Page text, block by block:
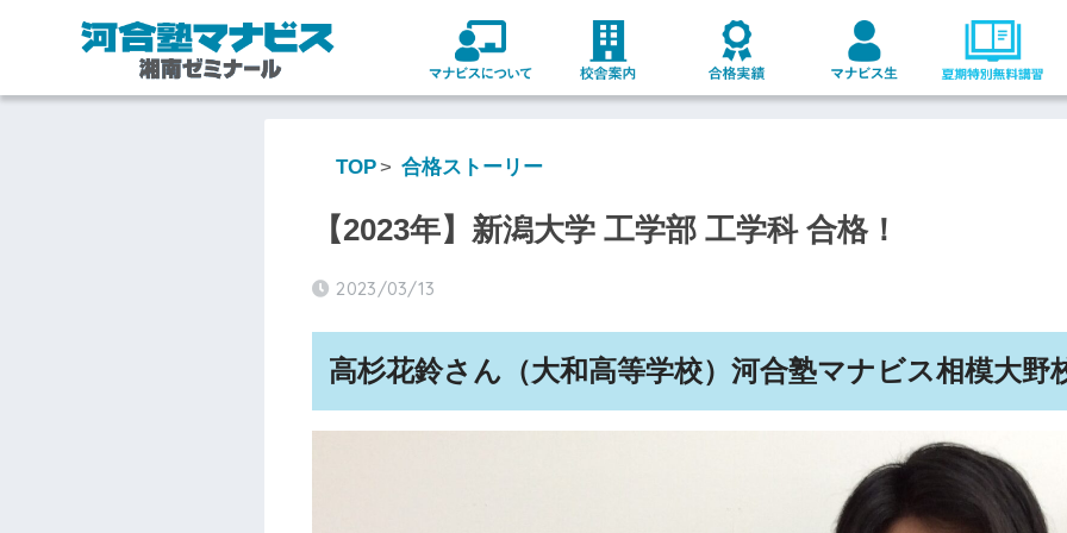
TOP 合格ストーリー
【2023年】新潟大学 工学部 工学科 合格！
2023/03/13
高杉花鈴さん（大和高等学校）河合塾マナビス相模大野